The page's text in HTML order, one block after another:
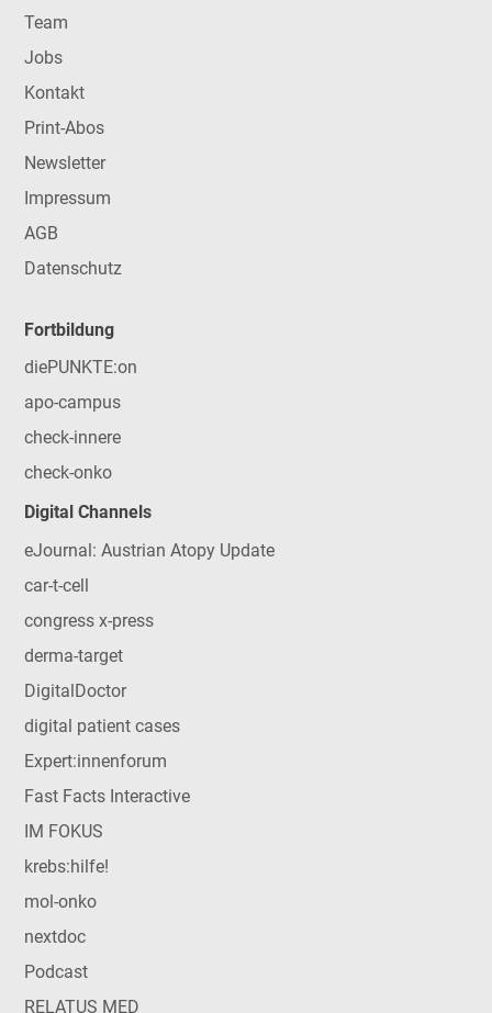
Team
Jobs
Kontakt
Print-Abos
Newsletter
Impressum
AGB
Datenschutz
Fortbildung
diePUNKTE:on
apo-campus
check-innere
check-onko
Digital Channels
eJournal: Austrian Atopy Update
car-t-cell
congress x-press
derma-target
DigitalDoctor
digital patient cases
Expert:innenforum
Fast Facts Interactive
IM FOKUS
krebs:hilfe!
mol-onko
nextdoc
Podcast
RELATUS MED